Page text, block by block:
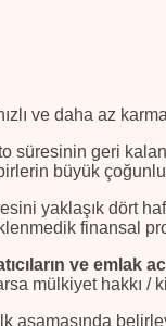
ve daha az
süresinin geri
büyük
yaklaşık dört
finansal
ve emlak
mülkiyet hakkı
aşamasında